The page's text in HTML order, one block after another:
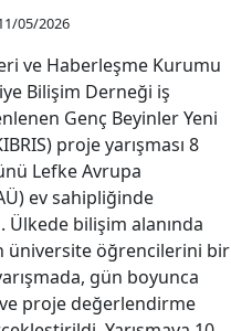
05/2026
ve Haberleşme Kurumu
Bilişim Derneği iş
Genç Beyinler Yeni
proje yarışması 8
Lefke Avrupa
ev sahipliğinde
bilişim alanında
üniversite öğrencilerini bir
gün boyunca
proje değerlendirme